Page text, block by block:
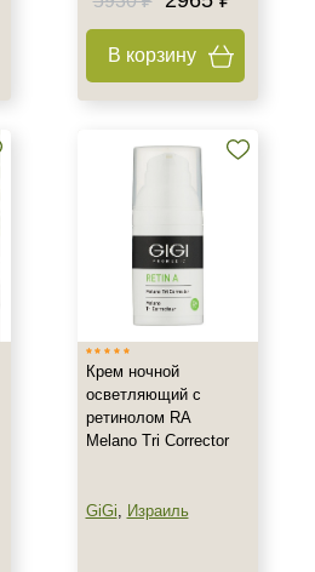
В корзину
Крем ночной
осветляющий с
ретинолом RA
Melano Tri Corrector
GiGi, Израиль